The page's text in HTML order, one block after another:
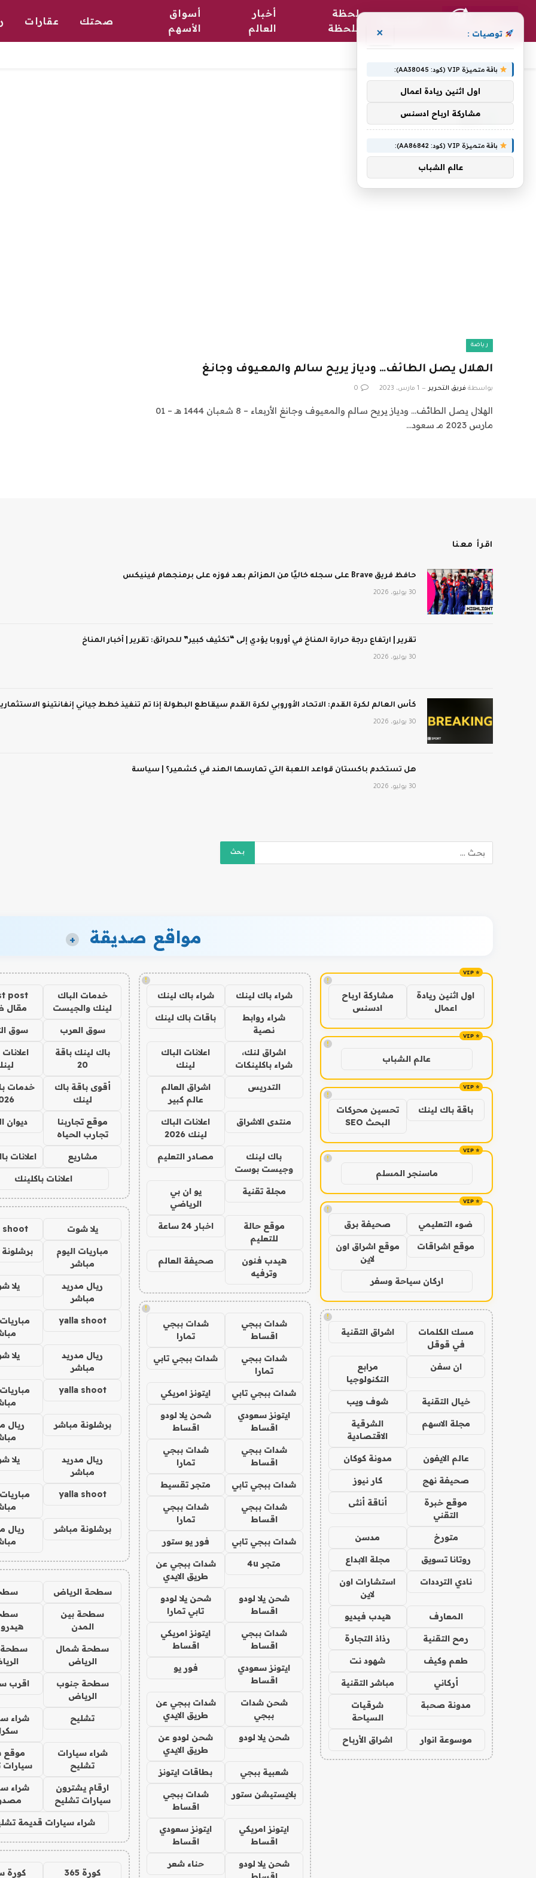
لحظة
بلحظة
أخبار
العالم
أسواق
الأسهم
صحتك عقارات
يريح
رياضة
الهلال يصل الطائف… ودياز يريح سالم والمعيوف وجانغ
بواسطة فريق التحرير 1 مارس، 2023 0
الهلال يصل الطائف… ودياز يريح سالم والمعيوف وجانغ الأربعاء – 8 شعبان 1444 هـ – 01
مارس 2023 مـ سعود…
اقرأ معنا
حافظ فريق Brave على سجله خاليًا من الهزائم بعد فوزه على برمنجهام فينيكس
30 يوليو، 2026
تقرير | ارتفاع درجة حرارة المناخ في أوروبا يؤدي إلى “تكثيف كبير” للحرائق: تقرير | أخبار المناخ
30 يوليو، 2026
كأس العالم لكرة القدم: الاتحاد الأوروبي لكرة القدم سيقاطع البطولة إذا تم تنفيذ خطط جياني إنفانتينو
30 يوليو، 2026
هل تستخدم باكستان قواعد اللعبة التي تمارسها الهند في كشمير؟ | سياسة
30 يوليو، 2026
مواقع صديقة +
!
اول اثنين ريادة
اعمال
مشاركة ارباح
ادسنس
!
عالم الشباب
!
باقة باك لينك
تحسين محركات
البحث SEO
!
ماسنجر المسلم
!
ضوء التعليمي صحيفة برق
موقع اشراقات
موقع اشراق اون
لاين
اركان سياحة وسفر
!
مسك الكلمات
في قوقل
اشراق التقنية
ان سفن
مرابع
التكنولوجيا
خيال التقنية شوف ويب
مجلة الاسهم
الشرقية
الاقتصادية
عالم الايفون مدونة كوكان
صحيفة نهج كار نيوز
موقع خبرة
التقني
أناقة أنثى
متورخ مدسن
روتانا تسويق مجلة الابداع
نادي الترددات
استشارات اون
لاين
المعارف هيدب فيديو
رمح التقنية رذاذ التجارة
طعم وكيف شهود نت
أركاني مباشر التقنية
مدونة صحبة
شرقيات
السياحة
موسوعة انوار اشراق الأرباح
!
شراء باك لينك شراء باك لينك
شراء روابط
نصية
باقات باك لينك
اشراق لنك،
شراء باكلينكات
اعلانات الباك
لينك
التدريس
اشراق العالم
عالم كبير
منتدى الاشراق
اعلانات الباك
لينك 2026
باك لينك
وجيست بوست
مصادر التعليم
مجلة تقنية
يو ان بي
الرياضي
موقع حالة
للتعليم
اخبار 24 ساعة
هيدب فنون
وترفيه
صحيفة العالم
!
شدات ببجي
اقساط
شدات ببجي
تمارا
شدات ببجي
تمارا
شدات ببجي تابي
شدات ببجي تابي ايتونز امريكي
ايتونز سعودي
اقساط
شحن يلا لودو
اقساط
شدات ببجي
اقساط
شدات ببجي
تمارا
شدات ببجي تابي متجر تقسيط
شدات ببجي
اقساط
شدات ببجي
تمارا
شدات ببجي تابي فور يو ستور
متجر 4u
شدات ببجي عن
طريق الايدي
شحن يلا لودو
اقساط
شحن يلا لودو
تابي تمارا
شدات ببجي
اقساط
ايتونز امريكي
اقساط
ايتونز سعودي
اقساط
فور يو
شحن شدات
ببجي
شدات ببجي عن
طريق الايدي
شحن يلا لودو
شحن لودو عن
طريق الايدي
شعبية ببجي بطاقات ايتونز
بلايستيشن ستور
شدات ببجي
اقساط
ايتونز امريكي
اقساط
ايتونز سعودي
اقساط
شحن يلا لودو
حناء شعر
خدمات الباك
لينك والجيست
post
مقال
سوق العرب سوق
باك لينك باقة
20
أقوى باقة باك
لينك
خدمات
موقع تجاربنا
تجارب الحياه
ديوان
مشاريع اعلانات
اعلانات باكلينك
يلا شوت shoot
مباريات اليوم
مباشر
ريال مدريد
مباشر
يلا
yalla shoot
ريال مدريد
مباشر
يلا
yalla shoot
برشلونة مباشر
ريال
ريال مدريد
مباشر
يلا
yalla shoot
برشلونة مباشر
ريال
سطحة الرياض
سطحة بين
المدن
سطحة شمال
الرياض
سطحة
سطحة جنوب
الرياض
اقرب
تشليح
شراء
شراء سيارات
تشليح
موقع
سيارات
ارقام يشترون
سيارات تشليح
شراء
شراء سيارات قديمة
كورة 365 كورة
توصيات : ×
باقة متميزة VIP (كود: AA38045):
اول اثنين ريادة اعمال
مشاركة ارباح ادسنس
باقة متميزة VIP (كود: AA86842):
عالم الشباب